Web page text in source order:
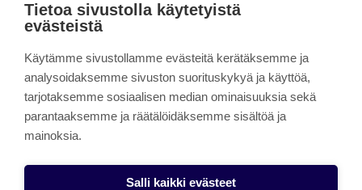
opintojaksototeutuksilla, jatkuvan oppimisen ja
Tietoa sivuista
Evästeet
Saavutettavuusseloste
Tietoa sivustolla käytetyistä
evästeistä
Käytämme sivustollamme evästeitä kerätäksemme ja
analysoidaksemme sivuston suorituskykyä ja käyttöä,
tarjotaksemme sosiaalisen median ominaisuuksia sekä
parantaaksemme ja räätälöidäksemme sisältöä ja
mainoksia.
Salli kaikki evästeet